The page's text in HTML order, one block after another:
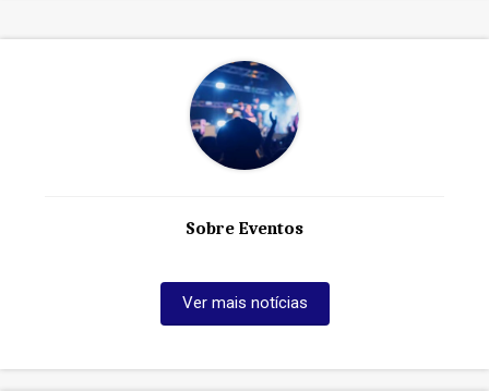
Sobre Eventos
Ver mais notícias